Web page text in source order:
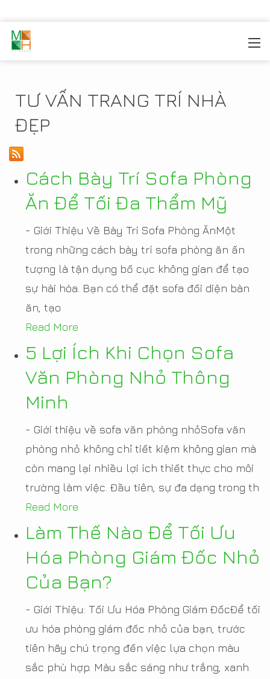
TƯ VẤN TRANG TRÍ NHÀ
ĐẸP
Cách Bày Trí Sofa Phòng
Ăn Để Tối Đa Thẩm Mỹ
- Giới Thiệu Về Bày Trí Sofa Phòng ĂnMột
trong những cách bày trí sofa phòng ăn ấn
tượng là tận dụng bố cục không gian để tạo
sự hài hòa. Bạn có thể đặt sofa đối diện bàn
ăn, tạo
Read More
5 Lợi Ích Khi Chọn Sofa
Văn Phòng Nhỏ Thông
Minh
- Giới thiệu về sofa văn phòng nhỏSofa văn
phòng nhỏ không chỉ tiết kiệm không gian mà
còn mang lại nhiều lợi ích thiết thực cho môi
trường làm việc. Đầu tiên, sự đa dạng trong th
Read More
Làm Thế Nào Để Tối Ưu
Hóa Phòng Giám Đốc Nhỏ
Của Bạn?
- Giới Thiệu: Tối Ưu Hóa Phòng Giám ĐốcĐể tối
ưu hóa phòng giám đốc nhỏ của bạn, trước
tiên hãy chú trọng đến việc lựa chọn màu
sắc phù hợp. Màu sắc sáng như trắng, xanh